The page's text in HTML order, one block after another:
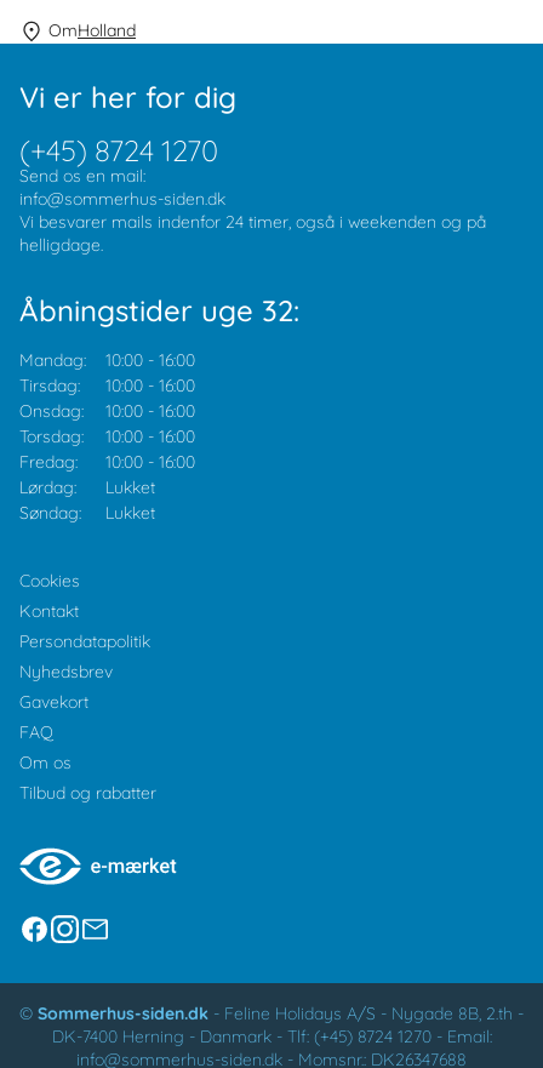
OmHolland
Vi er her for dig
(+45) 8724 1270
Send os en mail:
info@sommerhus-siden.dk
Vi besvarer mails indenfor 24 timer, også i weekenden og på
helligdage.
Åbningstider uge 32:
Mandag: 10:00 - 16:00
Tirsdag:
10:00 - 16:00
Onsdag:
10:00 - 16:00
Torsdag:
10:00 - 16:00
Fredag:
10:00 - 16:00
Lørdag:
Lukket
Søndag:
Lukket
Cookies
Kontakt
Persondatapolitik
Nyhedsbrev
Gavekort
FAQ
Om os
Tilbud og rabatter
© Sommerhus-siden.dk - Feline Holidays A/S - Nygade 8B, 2.th -
DK-7400 Herning - Danmark - Tlf: (+45) 8724 1270- Email:
info@sommerhus-siden.dk - Momsnr.: DK26347688